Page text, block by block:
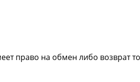
право на обмен либо возврат